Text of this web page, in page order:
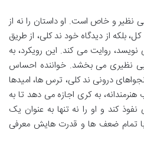
و خاص است. او داستان را نه از
بلکه از دیدگاه خود ند کلی، از طریق
روایت می کند. این رویکرد، به
می بخشد. خواننده احساس
درونی ند کلی، ترس ها، امیدها
به کری اجازه می دهد تا به
کند و او را نه تنها به عنوان یک
با تمام ضعف ها و قدرت هایش معرفی